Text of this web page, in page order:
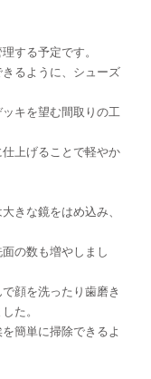
する予定です。
るように、シューズ
キを望む間取りの工
上げることで軽やか
きな鏡をはめ込み、
の数も増やしまし
顔を洗ったり歯磨き
た。
簡単に掃除できるよ